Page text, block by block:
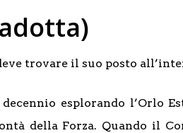
trovare il suo posto
esplorando l’Orlo
della Forza. Quando il